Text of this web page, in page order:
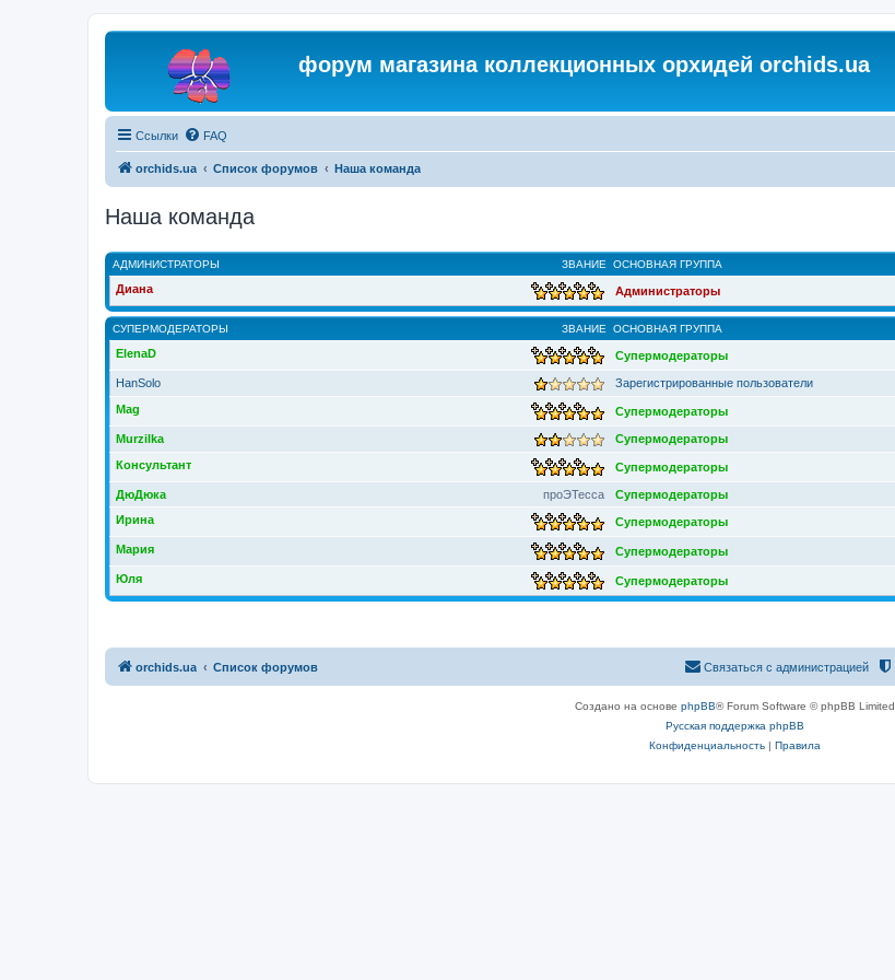
форум магазина коллекционных орхидей orchids.ua
Ссылки FAQ
orchids.ua Список форумов Наша команда
Наша команда
ЗВАНИЕ
АДМИНИСТРАТОРЫ ОСНОВНАЯ ГРУППА
Диана Администраторы
ЗВАНИЕ
СУПЕРМОДЕРАТОРЫ ОСНОВНАЯ ГРУППА
ElenaD Супермодераторы
HanSolo Зарегистрированные пользователи
Mag
Супермодераторы
Murzilka Супермодераторы
Консультант
Супермодераторы
проЭТесса
ДюДюка Супермодераторы
Ирина
Супермодераторы
Мария Супермодераторы
Юля Супермодераторы
orchids.ua Список форумов Связаться с администрацией
Создано на основе phpBB® Forum Software © phpBB Limited
Русская поддержка phpBB
Конфиденциальность| Правила